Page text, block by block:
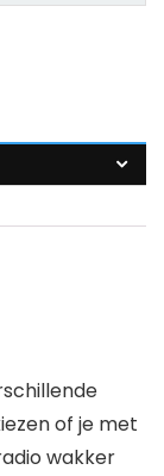
of je met
wakker